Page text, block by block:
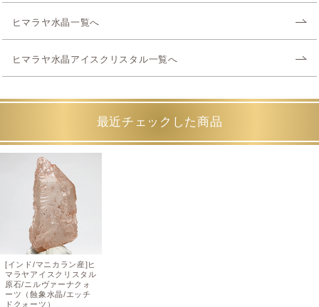
ヒマラヤ水晶一覧へ
ヒマラヤ水晶アイスクリスタル一覧へ
最近チェックした商品
[インド/マニカラン産]ヒ
マラヤアイスクリスタル
原石/ニルヴァーナクォ
ーツ（蝕象水晶/エッチ
ドクォーツ）